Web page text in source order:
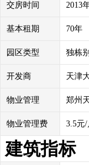
交房时间 2013
基本租期 70年
园区类型 独栋
开发商 天津
物业管理 郑州
物业管理费 3.5元
建筑指标